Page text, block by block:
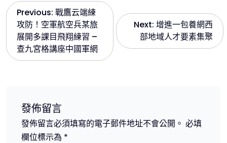
文
章
導
Previous: 戰鷹云端練
攻防！空軍航空兵某旅
展開多課目飛翔練習 –
查九宮格講座中國軍網
Next: 增進一包養網西
部地域人才要素集聚
發佈留言
發佈留言必須填寫的電子郵件地址不會公開。 必填
欄位標示為 *